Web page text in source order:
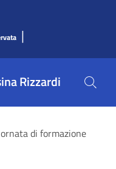
|
Rizzardi
di formazione